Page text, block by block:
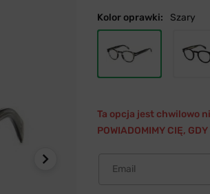
Kolor oprawki: Szary
Ta opcja jest chwilowo
POWIADOMIMY CIĘ,
Email